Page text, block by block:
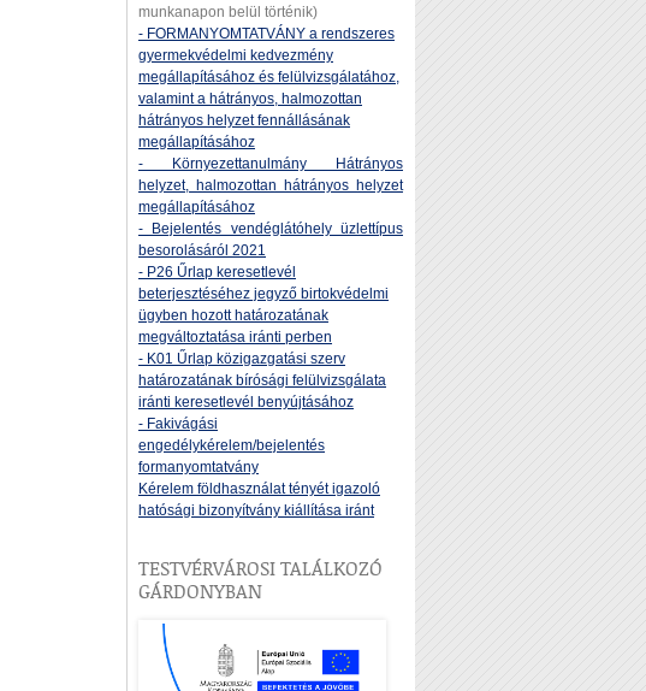
munkanapon belül történik)
- FORMANYOMTATVÁNY a rendszeres
gyermekvédelmi kedvezmény
megállapításához és felülvizsgálatához,
valamint a hátrányos, halmozottan
hátrányos helyzet fennállásának
megállapításához
- Környezettanulmány Hátrányos
helyzet, halmozottan hátrányos helyzet
megállapításához
- Bejelentés vendéglátóhely üzlettípus
besorolásáról 2021
- P26 Űrlap keresetlevél
beterjesztéséhez jegyző birtokvédelmi
ügyben hozott határozatának
megváltoztatása iránti perben
- K01 Űrlap közigazgatási szerv
határozatának bírósági felülvizsgálata
iránti keresetlevél benyújtásához
- Fakivágási
engedélykérelem/bejelentés
formanyomtatvány
Kérelem földhasználat tényét igazoló
hatósági bizonyítvány kiállítása iránt
TESTVÉRVÁROSI TALÁLKOZÓ
GÁRDONYBAN